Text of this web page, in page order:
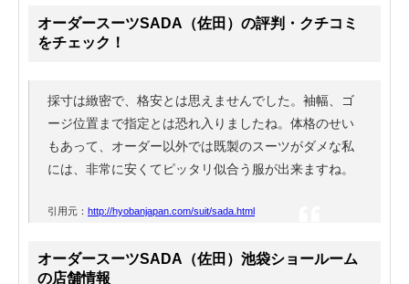
オーダースーツSADA（佐田）の評判・クチコミ
をチェック！
採寸は緻密で、格安とは思えませんでした。袖幅、ゴ
ージ位置まで指定とは恐れ入りましたね。体格のせい
もあって、オーダー以外では既製のスーツがダメな私
には、非常に安くてピッタリ似合う服が出来ますね。
引用元： http://hyobanjapan.com/suit/sada.html
オーダースーツSADA（佐田）池袋ショールーム
の店舗情報